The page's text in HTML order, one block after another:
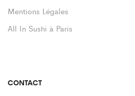
Mentions Légales
All In Sushi à Paris
CONTACT